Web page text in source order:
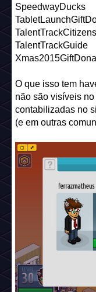
SpeedwayDucks
TalentTrackGuide
O que isso tem
não são visíveis
contabilizadas no
(e em outras